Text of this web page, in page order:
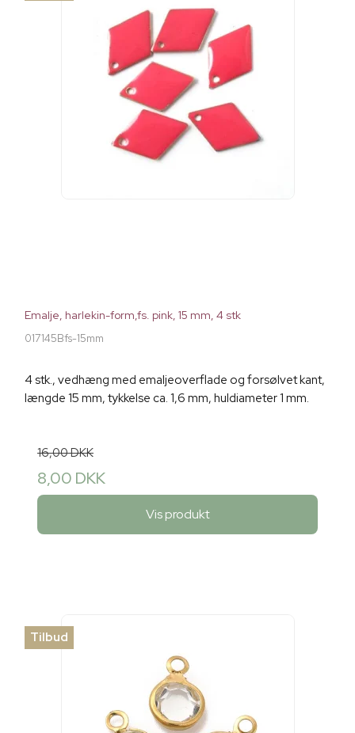
Emalje, harlekin-form,fs. pink, 15 mm, 4 stk
017145Bfs-15mm
4 stk., vedhæng med emaljeoverflade og forsølvet kant,
længde 15 mm, tykkelse ca. 1,6 mm, huldiameter 1 mm.
16,00 DKK
8,00 DKK
Vis produkt
Tilbud